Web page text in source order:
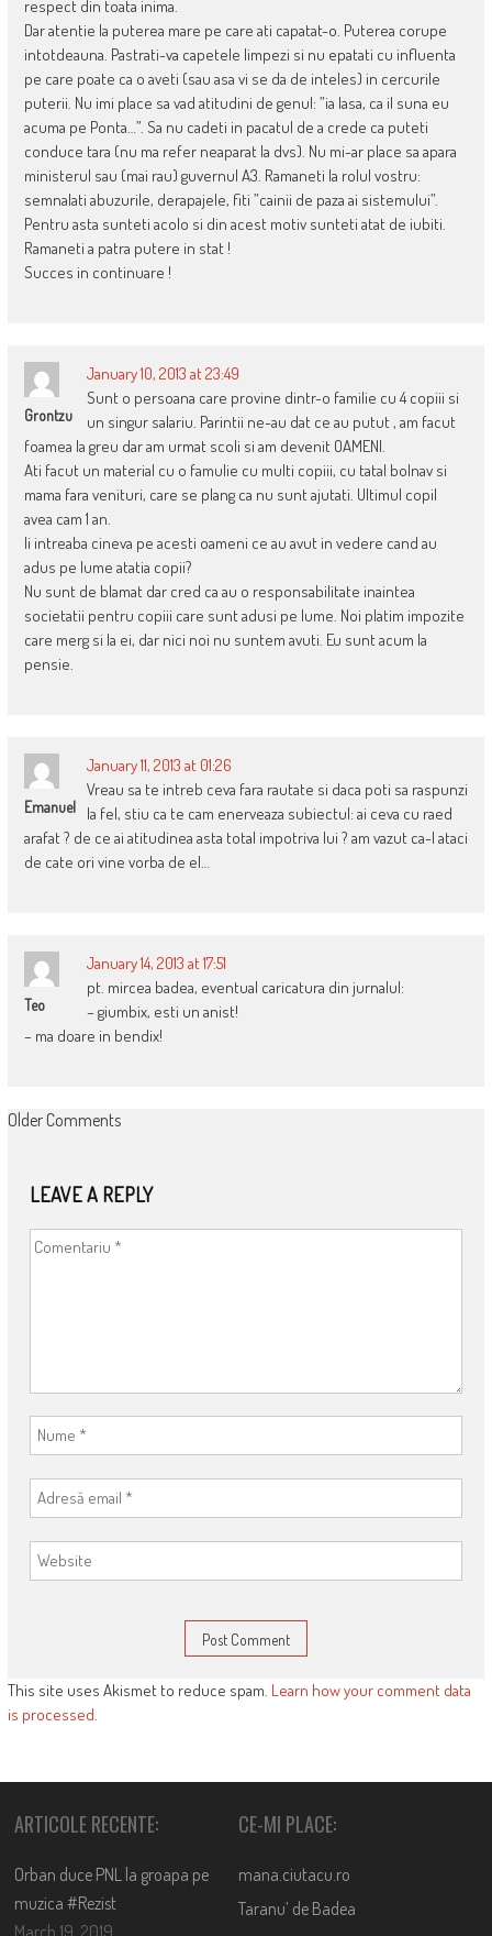
respect din toata inima.
Dar atentie la puterea mare pe care ati capatat-o. Puterea corupe
intotdeauna. Pastrati-va capetele limpezi si nu epatati cu influenta
pe care poate ca o aveti (sau asa vi se da de inteles) in cercurile
puterii. Nu imi place sa vad atitudini de genul: ”ia lasa, ca il suna eu
acuma pe Ponta…”. Sa nu cadeti in pacatul de a crede ca puteti
conduce tara (nu ma refer neaparat la dvs). Nu mi-ar place sa apara
ministerul sau (mai rau) guvernul A3. Ramaneti la rolul vostru:
semnalati abuzurile, derapajele, fiti ”cainii de paza ai sistemului”.
Pentru asta sunteti acolo si din acest motiv sunteti atat de iubiti.
Ramaneti a patra putere in stat !
Succes in continuare !
Grontzu
January 10, 2013 at 23:49
Sunt o persoana care provine dintr-o familie cu 4 copiii si
un singur salariu. Parintii ne-au dat ce au putut , am facut
foamea la greu dar am urmat scoli si am devenit OAMENI.
Ati facut un material cu o famulie cu multi copiii, cu tatal bolnav si
mama fara venituri, care se plang ca nu sunt ajutati. Ultimul copil
avea cam 1 an.
Ii intreaba cineva pe acesti oameni ce au avut in vedere cand au
adus pe lume atatia copii?
Nu sunt de blamat dar cred ca au o responsabilitate inaintea
societatii pentru copiii care sunt adusi pe lume. Noi platim impozite
care merg si la ei, dar nici noi nu suntem avuti. Eu sunt acum la
pensie.
Emanuel
January 11, 2013 at 01:26
Vreau sa te intreb ceva fara rautate si daca poti sa raspunzi
la fel, stiu ca te cam enerveaza subiectul: ai ceva cu raed
arafat ? de ce ai atitudinea asta total impotriva lui ? am vazut ca-l ataci
de cate ori vine vorba de el…
Teo
January 14, 2013 at 17:51
pt. mircea badea, eventual caricatura din jurnalul:
– giumbix, esti un anist!
– ma doare in bendix!
COMMENT
Older Comments
LEAVE A REPLY
This site uses Akismet to reduce spam. Learn how your comment data
is processed.
ARTICOLE RECENTE:
Orban duce PNL la groapa pe
muzica #Rezist
March 19, 2019
CE-MI PLACE:
mana.ciutacu.ro
Taranu’ de Badea